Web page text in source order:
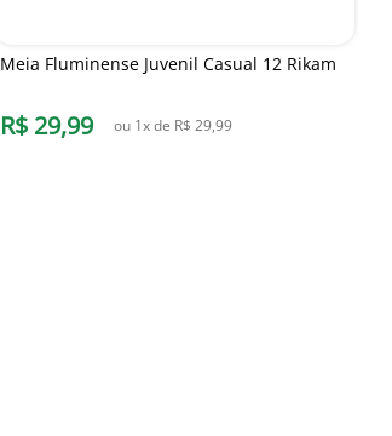
Meia Fluminense Juvenil Casual 12 Rikam
R$ 29,99 ou 1x de R$ 29,99